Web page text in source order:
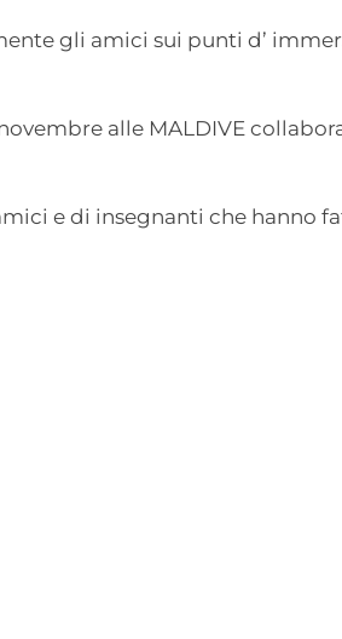
gli amici sui punti d’
alle MALDIVE
e di insegnanti che hanno